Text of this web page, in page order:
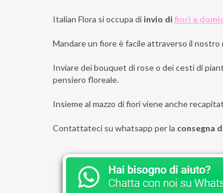
Italian Flora si occupa di invio di fiori a
Mandare un fiore è facile attraverso il nostro
Inviare dei bouquet di rose o dei cesti di
pensiero floreale.
Insieme al mazzo di fiori viene anche
Contattateci su whatsapp per la consegna